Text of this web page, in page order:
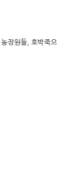
농장원들, 호박죽으